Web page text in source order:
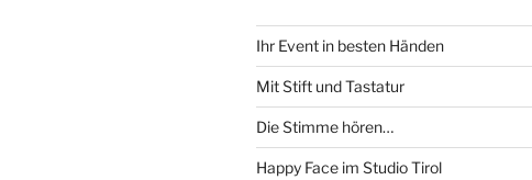
Ihr Event in besten Händen
Mit Stift und Tastatur
Die Stimme hören…
Happy Face im Studio Tirol